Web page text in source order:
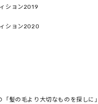
ション2019
ション2020
髪の毛より大切なものを探しに」